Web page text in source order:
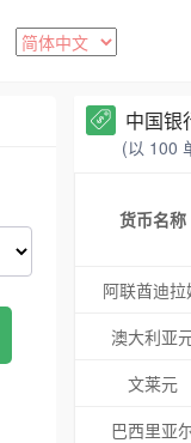
中国银
(以 100
货币名称
阿联酋迪拉
澳大利亚
文莱元
巴西里亚